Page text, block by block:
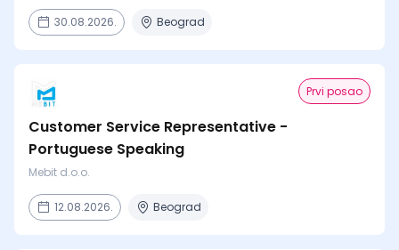
30.08.2026. Beograd
Prvi posao
Customer Service Representative -
Portuguese Speaking
Mebit d.o.o.
12.08.2026. Beograd